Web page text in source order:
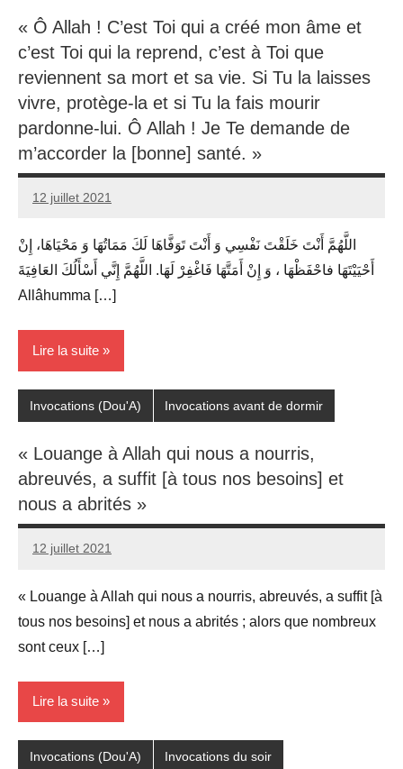
« Ô Allah ! C’est Toi qui a créé mon âme et
c’est Toi qui la reprend, c’est à Toi que
reviennent sa mort et sa vie. Si Tu la laisses
vivre, protège-la et si Tu la fais mourir
pardonne-lui. Ô Allah ! Je Te demande de
m’accorder la [bonne] santé. »
12 juillet 2021
prieres
اللَّهُمَّ أَنْتَ خَلَقْتَ نَفْسِي وَ أَنْتَ تَوَفَّاهَا لَكَ مَمَاتُهَا وَ مَحْيَاهَا، إِنْ
أَحْيَيْتَهَا فاحْفَظْهَا ، وَ إِنْ أَمَتَّهَا فَاغْفِرْ لَهَا. اللَّهُمَّ إِنَّي أَسْأَلُكَ العَافِيَةَ
Allâhumma […]
Lire la suite
Invocations (Dou'A) Invocations avant de dormir
« Louange à Allah qui nous a nourris,
abreuvés, a suffit [à tous nos besoins] et
nous a abrités »
12 juillet 2021
prieres
« Louange à Allah qui nous a nourris, abreuvés, a suffit [à
tous nos besoins] et nous a abrités ; alors que nombreux
sont ceux […]
Lire la suite
Invocations (Dou'A) Invocations du soir